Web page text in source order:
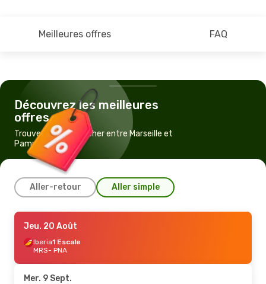
Meilleures offres FAQ
Découvrez les meilleures
offres
Trouvez un vol pas cher entre Marseille et
Pampelune
Aller-retour Aller simple
Lun. 14 Sept.
Iberia1 Escale
MRS- PNA
PNA- MRS
Jeu. 20 Août
Iberia1 Escale
MRS- PNA
Mer. 9 Sept.